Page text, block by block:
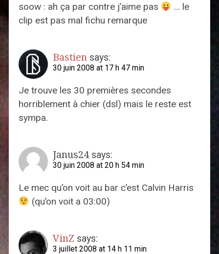
soow : ah ça par contre j’aime pas
… le
clip est pas mal fichu remarque
Bastien says:
30 juin 2008 at 17 h 47 min
Je trouve les 30 premières secondes
horriblement à chier (dsl) mais le reste est
sympa.
Janus24 says:
30 juin 2008 at 20 h 54 min
Le mec qu’on voit au bar c’est Calvin Harris
(qu’on voit a 03:00)
VinZ says:
3 juillet 2008 at 14 h 11 min